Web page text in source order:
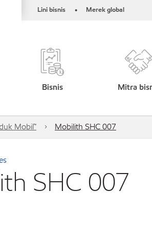
Lini bisnis • Merek global
Bisnis Mitra
Mobil™ Mobilith SHC 007
SHC 007